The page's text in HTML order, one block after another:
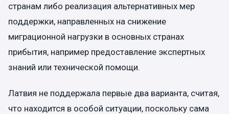
странам либо реализация альтернативных мер
поддержки, направленных на снижение
миграционной нагрузки в основных странах
прибытия, например предоставление экспертных
знаний или технической помощи.
Латвия не поддержала первые два варианта, считая,
что находится в особой ситуации, поскольку сама